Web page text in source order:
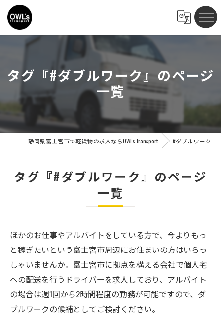
タグ『#ダブルワーク』のページ
一覧
静岡県富士宮市で軽貨物の求人ならOWLs transport #ダブルワーク
タグ『#ダブルワーク』のページ
一覧
ほかのお仕事やアルバイトをしている方で、今よりもっ
と稼ぎたいという富士宮市周辺にお住まいの方はいらっ
しゃいませんか。富士宮市に拠点を構える会社で個人宅
への配送を行うドライバーを求人しており、アルバイト
の場合は週1回から2時間程度の勤務が可能ですので、ダ
ブルワークの候補としてご検討ください。